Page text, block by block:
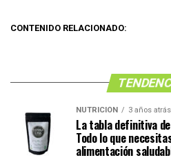
CONTENIDO RELACIONADO:
NUTRICIÓN 3 años atrás
La tabla definitiva
Todo lo que
alimentación